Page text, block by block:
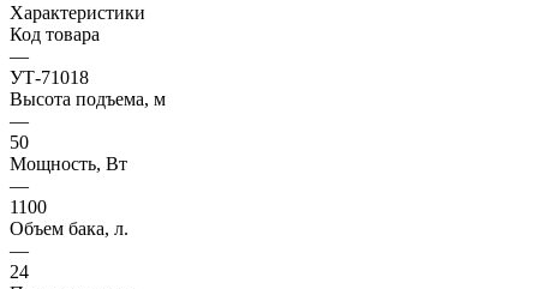
Характеристики
Код товара
—
УТ-71018
Высота подъема, м
—
50
Мощность, Вт
—
1100
Объем бака, л.
—
24